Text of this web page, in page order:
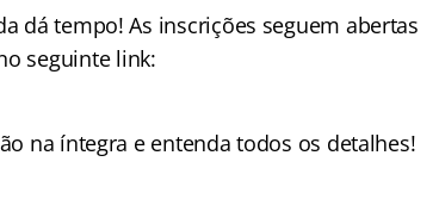
dá tempo! As inscrições seguem abertas
seguinte link:
na íntegra e entenda todos os detalhes!